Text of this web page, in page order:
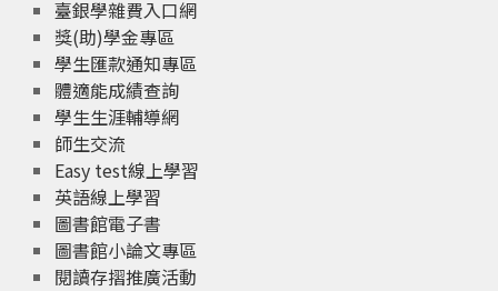
臺銀學雜費入口網
獎(助)學金專區
學生匯款通知專區
體適能成績查詢
學生生涯輔導網
師生交流
Easy test線上學習
英語線上學習
圖書館電子書
圖書館小論文專區
閱讀存摺推廣活動